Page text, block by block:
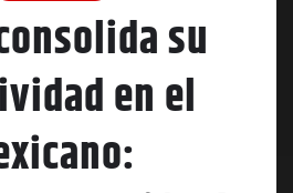
su
en el